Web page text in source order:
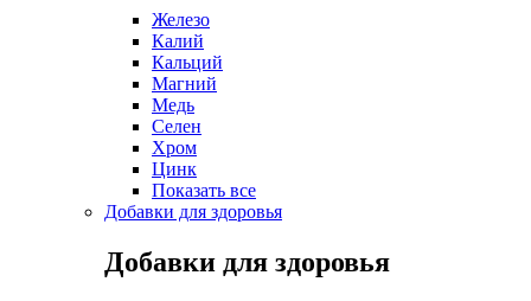
Железо
Калий
Кальций
Магний
Медь
Селен
Хром
Цинк
Показать все
Добавки для здоровья
Добавки для здоровья